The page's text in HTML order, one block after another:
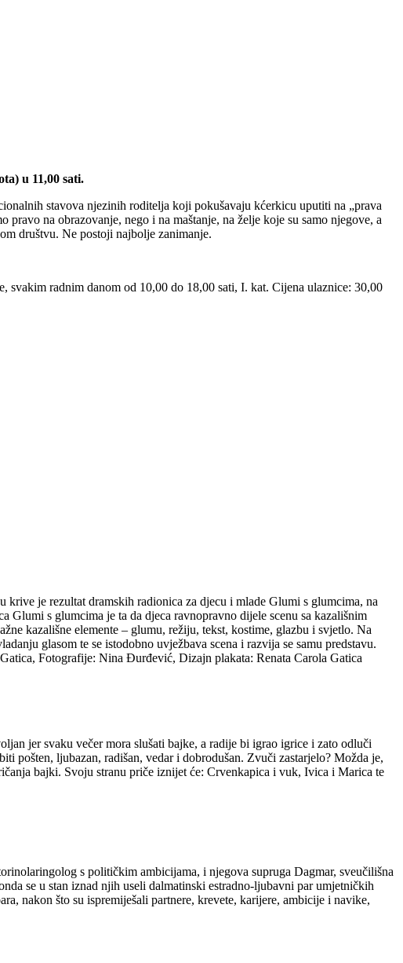
u 11,00 sati.
stavova njezinih roditelja koji pokušavaju kćerkicu uputiti na „prava
na obrazovanje, nego i na maštanje, na želje koje su samo njegove, a
društvu. Ne postoji najbolje zanimanje.
radnim danom od 10,00 do 18,00 sati, I. kat. Cijena ulaznice: 30,00
krive je rezultat dramskih radionica za djecu i mlade Glumi s glumcima, na
Glumi s glumcima je ta da djeca ravnopravno dijele scenu sa kazališnim
kazališne elemente – glumu, režiju, tekst, kostime, glazbu i svjetlo. Na
glasom te se istodobno uvježbava scena i razvija se samu predstavu.
Fotografije: Nina Đurđević, Dizajn plakata: Renata Carola Gatica
jer svaku večer mora slušati bajke, a radije bi igrao igrice i zato odluči
pošten, ljubazan, radišan, vedar i dobrodušan. Zvuči zastarjelo? Možda je,
bajki. Svoju stranu priče iznijet će: Crvenkapica i vuk, Ivica i Marica te
s političkim ambicijama, i njegova supruga Dagmar, sveučilišna
se u stan iznad njih useli dalmatinski estradno-ljubavni par umjetničkih
nakon što su ispremiješali partnere, krevete, karijere, ambicije i navike,